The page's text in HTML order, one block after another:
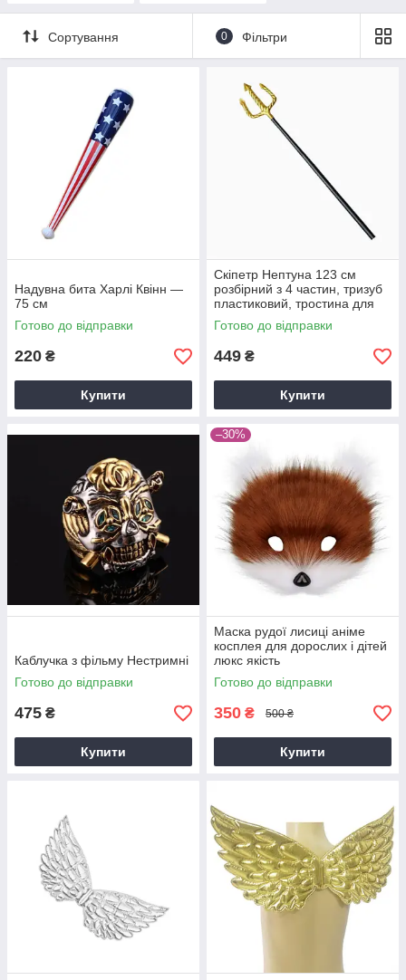
та інших
Сортування
0 Фільтри
Надувна бита Харлі Квінн —
75 см
Готово до відправки
220 ₴
Купити
Скіпетр Нептуна 123 см
розбірний з 4 частин, тризуб
пластиковий, тростина для
Хелловіну, карнавалу та
косплею
Готово до відправки
449 ₴
Купити
Каблучка з фільму Нестримні
Готово до відправки
475 ₴
Купити
–30%
Маска рудої лисиці аніме
косплея для дорослих і дітей
люкс якість
Готово до відправки
350 ₴ 500 ₴
Купити